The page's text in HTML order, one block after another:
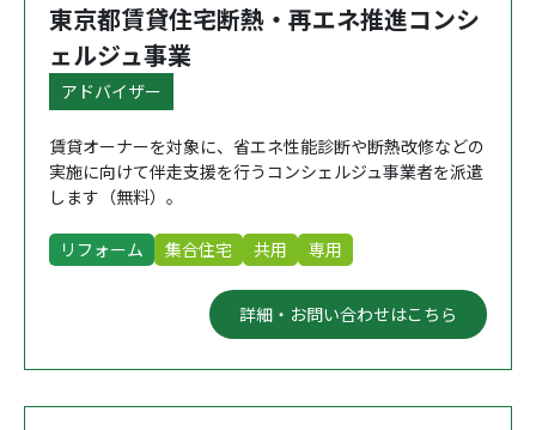
東京都賃貸住宅断熱・再エネ推進コンシ
ェルジュ事業
アドバイザー
賃貸オーナーを対象に、省エネ性能診断や断熱改修などの
実施に向けて伴走支援を行うコンシェルジュ事業者を派遣
します（無料）。
リフォーム 集合住宅 共用 専用
詳細・お問い合わせはこちら